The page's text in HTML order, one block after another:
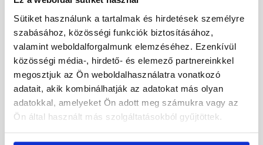
Sütiket használunk a tartalmak és hirdetések személyre
szabásához, közösségi funkciók biztosításához,
valamint weboldalforgalmunk elemzéséhez. Ezenkívül
közösségi média-, hirdető- és elemező partnereinkkel
megosztjuk az Ön weboldalhasználatra vonatkozó
adatait, akik kombinálhatják az adatokat más olyan
adatokkal, amelyeket Ön adott meg számukra vagy az
Ön által használt más szolgáltatásokból gyűjtöttek.
Xella Ytong PSF
teherhordó áthidaló
Xella Ytong PSF
teherhordó áthidaló